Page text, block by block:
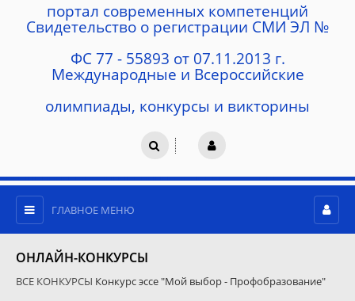
портал современных компетенций
Cвидетельство о регистрации СМИ ЭЛ №
ФС 77 - 55893 от 07.11.2013 г.
Международные и Всероссийские
олимпиады, конкурсы и викторины
ГЛАВНОЕ МЕНЮ
ОНЛАЙН-КОНКУРСЫ
ВСЕ КОНКУРСЫ Конкурс эссе "Мой выбор - Профобразование"